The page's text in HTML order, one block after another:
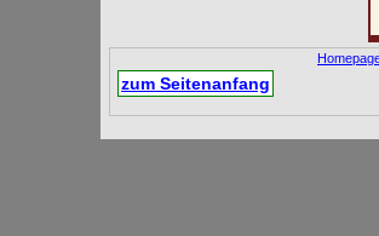
zum Seitenanfang